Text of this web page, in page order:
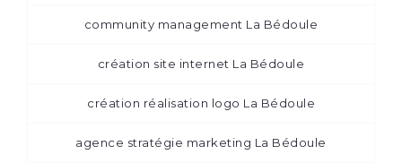
community management La Bédoule
création site internet La Bédoule
création réalisation logo La Bédoule
agence stratégie marketing La Bédoule